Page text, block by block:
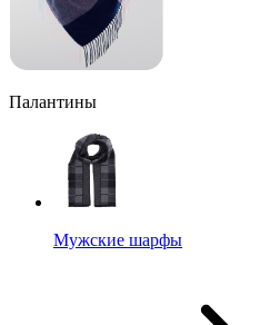
Палантины
Мужские шарфы